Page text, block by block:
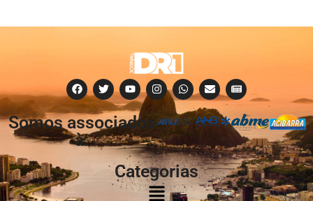
Somos associados
à:
Categorias